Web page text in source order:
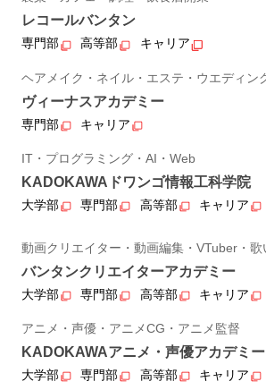
レコールバンタン
専門部 高等部 キャリア
ヘアメイク・ネイル・エステ・ウエディン
ヴィーナスアカデミー
専門部 キャリア
IT・プログラミング・AI・Web
KADOKAWAドワンゴ情報工科学院
大学部 専門部 高等部 キャリア
動画クリエイター・動画編集・VTuber・歌
バンタンクリエイターアカデミー
大学部 専門部 高等部 キャリア
アニメ・声優・アニメCG・アニメ監督
KADOKAWAアニメ・声優アカデミー
大学部 専門部 高等部 キャリア